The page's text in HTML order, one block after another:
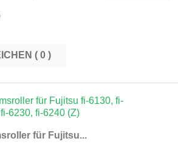
JETZT VERGLEICHEN ( 0
für Fujitsu...